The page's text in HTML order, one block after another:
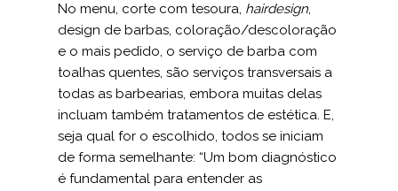
No menu, corte com tesoura, hairdesign,
design de barbas, coloração/descoloração
e o mais pedido, o serviço de barba com
toalhas quentes, são serviços transversais a
todas as barbearias, embora muitas delas
incluam também tratamentos de estética. E,
seja qual for o escolhido, todos se iniciam
de forma semelhante: “Um bom diagnóstico
é fundamental para enten­der as